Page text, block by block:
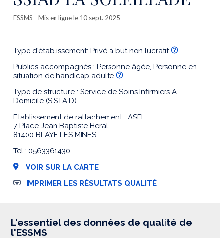
ESSMS - Mis en ligne le 10 sept. 2025
Type d'établissement: Privé à but non lucratif
Publics accompagnés : Personne âgée, Personne en
situation de handicap adulte
Type de structure : Service de Soins Infirmiers A
Domicile (S.S.I.A.D)
Etablissement de rattachement : ASEI
7 Place Jean Baptiste Heral
81400 BLAYE LES MINES
Tel : 0563361430
VOIR SUR LA CARTE
I
s
i
IMPRIMER LES RÉSULTATS QUALITÉ
L'essentiel des données de qualité de
l'ESSMS